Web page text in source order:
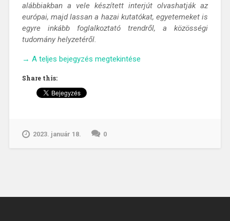
alábbiakban a vele készített interjút olvashatják az
európai, majd lassan a hazai kutatókat, egyetemeket is
egyre inkább foglalkoztató trendről, a közösségi
tudomány helyzetéről.
„Kapocs
tudáshoz
a
→ A teljes bejegyzés megtekintése
Share this:
2023. január 18. 0